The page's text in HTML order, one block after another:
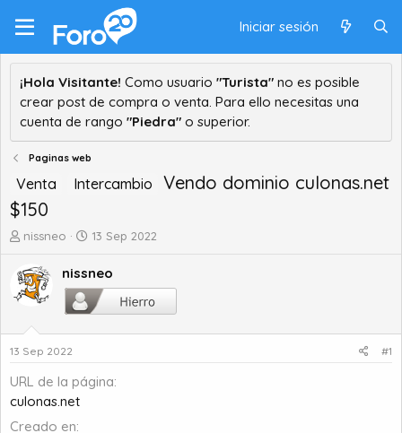
Iniciar sesión
¡Hola Visitante! Como usuario "Turista" no es posible
crear post de compra o venta. Para ello necesitas una
cuenta de rango "Piedra" o superior.
Paginas web
Venta Intercambio
Vendo dominio culonas.net
$150
A
t
o
e
t
m
a
nissneo
F
c
h
a
e
i
13 Sep 2022
nissneo
13 Sep 2022 #1
URL de la página
culonas.net
Creado en